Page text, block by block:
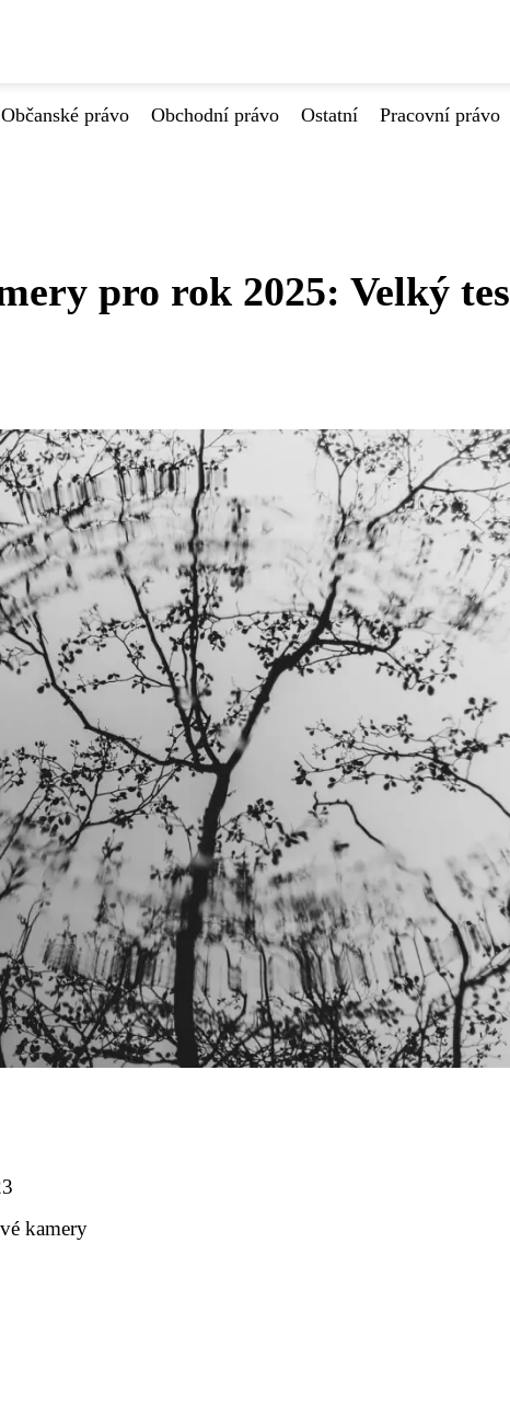
Občanské právo Obchodní právo Ostatní Pracovní právo
pro rok 2025: Velký
kamery